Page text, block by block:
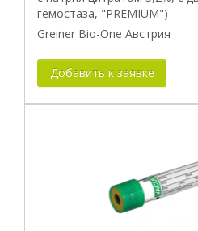
гемостаза, "PREMIUM")
Greiner Bio-One Австрия
Добавить к заявке